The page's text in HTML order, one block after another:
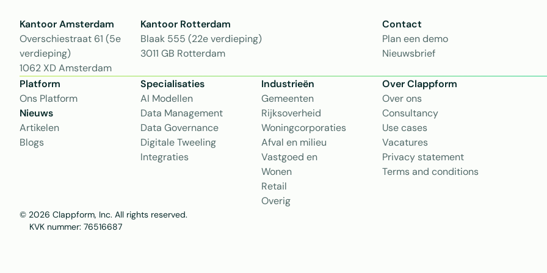
Kantoor Amsterdam
Overschiestraat 61 (5e
verdieping)
1062 XD Amsterdam
Kantoor Rotterdam
Blaak 555 (22e verdieping)
3011 GB Rotterdam
Contact
Plan een demo
Nieuwsbrief
Platform
Ons Platform
Nieuws
Artikelen
Blogs
Specialisaties
AI Modellen
Data Management
Data Governance
Digitale Tweeling
Integraties
Industrieën
Gemeenten
Rijksoverheid
Woningcorporaties
Afval en milieu
Vastgoed en
Wonen
Retail
Overig
Over Clappform
Over ons
Consultancy
Use cases
Vacatures
Privacy statement
Terms and conditions
© 2026 Clappform, Inc. All rights reserved.
    KVK nummer: 76516687